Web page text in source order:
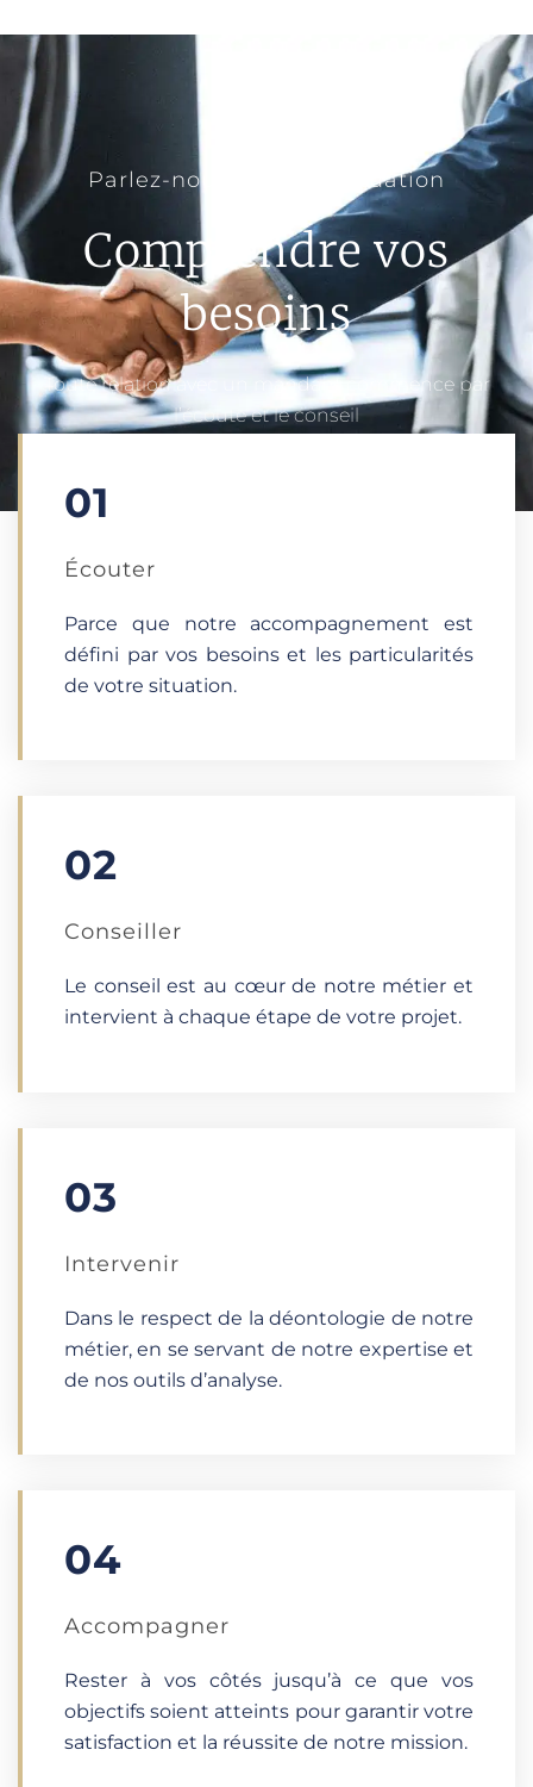
Parlez-nous de votre situation
Comprendre vos
besoins
Toute relation avec un mandant commence par
l’écoute et le conseil
01
Écouter​
Parce que notre accompagnement est
défini par vos besoins et les particularités
de votre situation.
02
Conseiller
Le conseil est au cœur de notre métier et
intervient à chaque étape de votre projet.
03
Intervenir
Dans le respect de la déontologie de notre
métier, en se servant de notre expertise et
de nos outils d’analyse.
04
Accompagner
Rester à vos côtés jusqu’à ce que vos
objectifs soient atteints pour garantir votre
satisfaction et la réussite de notre mission.